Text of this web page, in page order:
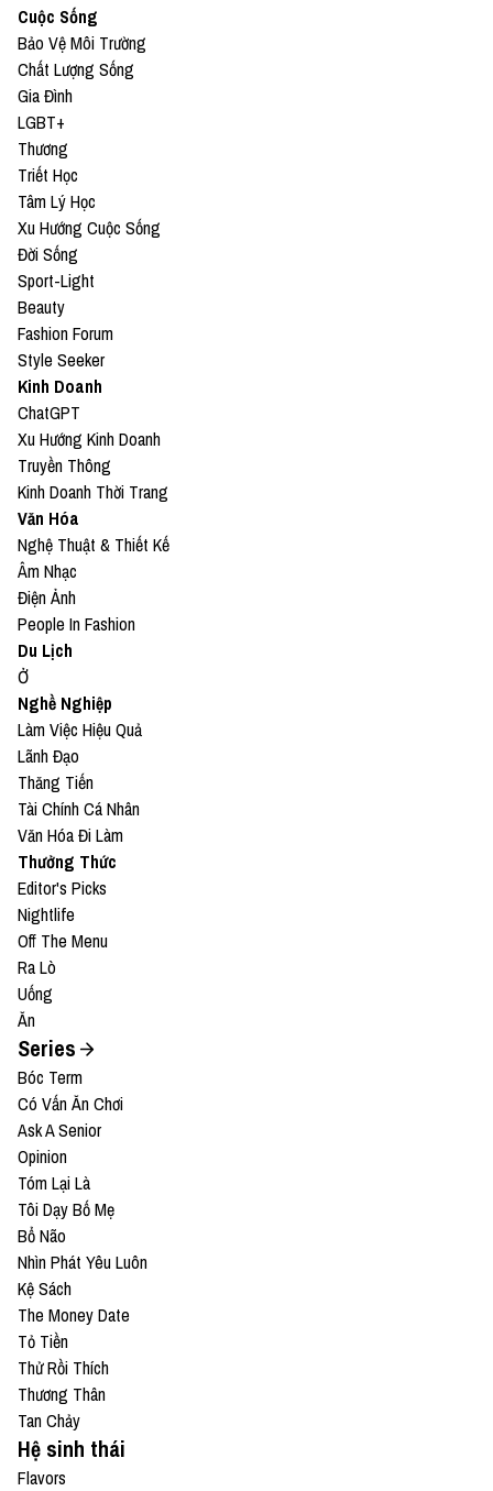
Cuộc Sống
Bảo Vệ Môi Trường
Chất Lượng Sống
Gia Đình
LGBT+
Thương
Triết Học
Tâm Lý Học
Xu Hướng Cuộc Sống
Đời Sống
Sport-Light
Beauty
Fashion Forum
Style Seeker
Kinh Doanh
ChatGPT
Xu Hướng Kinh Doanh
Truyền Thông
Kinh Doanh Thời Trang
Văn Hóa
Nghệ Thuật & Thiết Kế
Âm Nhạc
Điện Ảnh
People In Fashion
Du Lịch
Ở
Nghề Nghiệp
Làm Việc Hiệu Quả
Lãnh Đạo
Thăng Tiến
Tài Chính Cá Nhân
Văn Hóa Đi Làm
Thưởng Thức
Editor's Picks
Nightlife
Off The Menu
Ra Lò
Uống
Ăn
Series
Bóc Term
Có Vấn Ăn Chơi
Ask A Senior
Opinion
Tóm Lại Là
Tôi Dạy Bố Mẹ
Bổ Não
Nhìn Phát Yêu Luôn
Kệ Sách
The Money Date
Tỏ Tiền
Thử Rồi Thích
Thương Thân
Tan Chảy
Hệ sinh thái
Flavors